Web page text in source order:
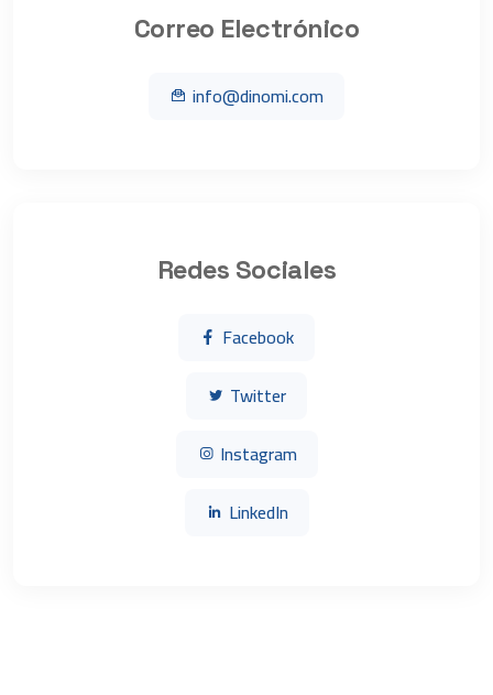
Correo Electrónico
info@dinomi.com
Redes Sociales
Facebook
Twitter
Instagram
LinkedIn